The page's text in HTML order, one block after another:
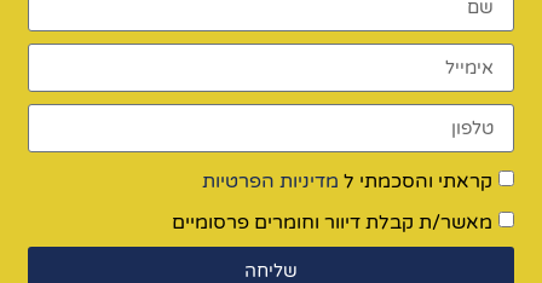
קראתי והסכמתי ל מדיניות הפרטיות
מאשר/ת קבלת דיוור וחומרים פרסומיים
שליחה